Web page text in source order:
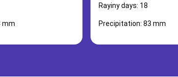
mm
Rayiny days: 18
Precipitation: 83 mm